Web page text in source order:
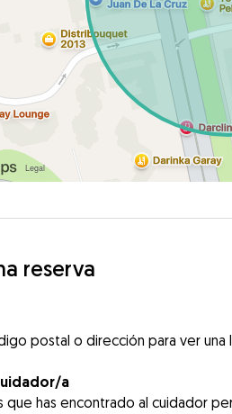
reserva
postal o dirección para ver
a
que has encontrado al cuidador